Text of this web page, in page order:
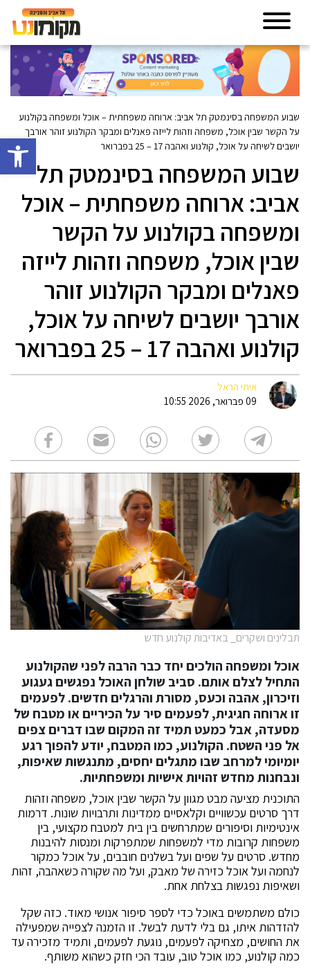
פתח
שבוע המשפחה בסינמטק תל אביב: ארוחה משפחתית – אוכל ומשפחה בקולנוע
על הקשר שבין אוכל, משפחה וזהות לייזה פאנלים ומבקר הקולנוע זוהר אורבך
יושבים לשיחה על אוכל, קולנוע ואהבה 17 – 25 בפברואר
שבוע המשפחה בסינמטק תל
אביב: ארוחה משפחתית – אוכל
ומשפחה בקולנוע על הקשר
שבין אוכל, משפחה וזהות לייזה
פאנלים ומבקר הקולנוע זוהר
אורבך יושבים לשיחה על אוכל,
קולנוע ואהבה 17 – 25 בפברואר
איתי הראל
09 פברואר, 2026 10:55
תבלינים ושקרים_ באדיבות קולנוע חדש
אוכל ומשפחה הולכים יחד כבר הרבה לפני שהקולנוע
התחיל לצלם אותם. סביב שולחן האוכל נפגשים געגוע
וזיכרון, אהבה וכעס, מסורת והרגלים חדשים. לפעמים
זו ארוחה חגיגית, לפעמים סיר על הכיריים או מטבח של
מסעדה, אבל כמעט תמיד זה המקום שבו דברים צפים
אל פני השטח. הקולנוע, כמו המטבח, יודע להפוך רגע
יומיומי למרחב שבו מתגלים יחסים, מתנגשות שאיפות,
ונבחנות מחדש זהויות אישיות ומשפחתיות.
התוכנית מציעה מבט מגוון על הקשר שבין אוכל, משפחה וזהות
דרך סרטים עכשוויים וקלאסיים ממדינות ותרבויות שונות. דרמות
אינטימיות וסיפורים שמתרחשים בין בית למטבח מקצועי, בין
משפחות קרובות מדי למשפחות שמתפרקות ומנסות להיבנות
מחדש. סרטים על שפים ועל בשלנים חובבים, על אוכל כמקור
לנחמה ועל אוכל כזירה של מאבק, ועל מה שקורה כשאהבה, זהות
ושאיפות נפגשות בצלחת אחת.
כולם משתמשים באוכל כדי לספר סיפור אנושי מאוד. כזה שקל
להזדהות איתו, גם בלי לדעת לבשל. זו הזמנה לצפייה שמפעילה
את החושים, מצחיקה לפעמים, נוגעת לפעמים, ותמיד מזכירה עד
כמה קולנוע, כמו אוכל טוב, עובד הכי חזק כשהוא משותף.